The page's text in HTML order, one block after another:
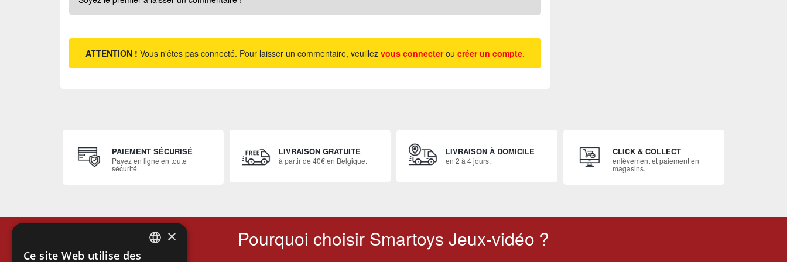
ATTENTION ! Vous n'êtes pas connecté. Pour laisser un commentaire, veuillez vous connecterou créer un compte.
PAIEMENT SÉCURISÉ
Payez en ligne en toute
sécurité.
LIVRAISON GRATUITE
à partir de 40€ en Belgique.
LIVRAISON À DOMICILE
en 2 à 4 jours.
CLICK & COLLECT
enlèvement et paiement en
magasins.
Pourquoi choisir Smartoys Jeux-vidéo ?
×
Ce site Web utilise des